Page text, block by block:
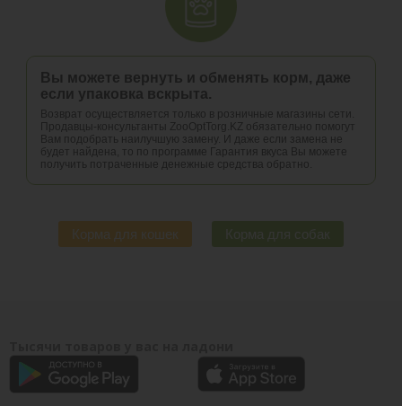
Вы можете вернуть и обменять корм, даже
если упаковка вскрыта.
Возврат осуществляется только в розничные магазины сети.
Продавцы-консультанты ZooOptTorg.KZ обязательно помогут
Вам подобрать наилучшую замену. И даже если замена не
будет найдена, то по программе Гарантия вкуса Вы можете
получить потраченные денежные средства обратно.
Корма для кошек Корма для собак